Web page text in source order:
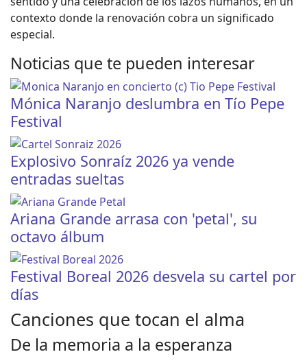
contexto donde la renovación cobra un significado
especial.
Noticias que te pueden interesar
Mónica Naranjo deslumbra en Tío Pepe
Festival
Explosivo Sonraíz 2026 ya vende
entradas sueltas
Ariana Grande arrasa con 'petal', su
octavo álbum
Festival Boreal 2026 desvela su cartel por
días
Canciones que tocan el alma
De la memoria a la esperanza